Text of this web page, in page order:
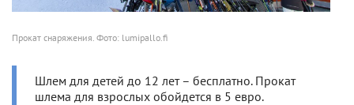
Прокат снаряжения. Фото: lumipallo.fi
Шлем для детей до 12 лет – бесплатно. Прокат
шлема для взрослых обойдется в 5 евро.